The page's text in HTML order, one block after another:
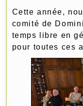
Cette année,
comité de
temps libre en
pour toutes ces